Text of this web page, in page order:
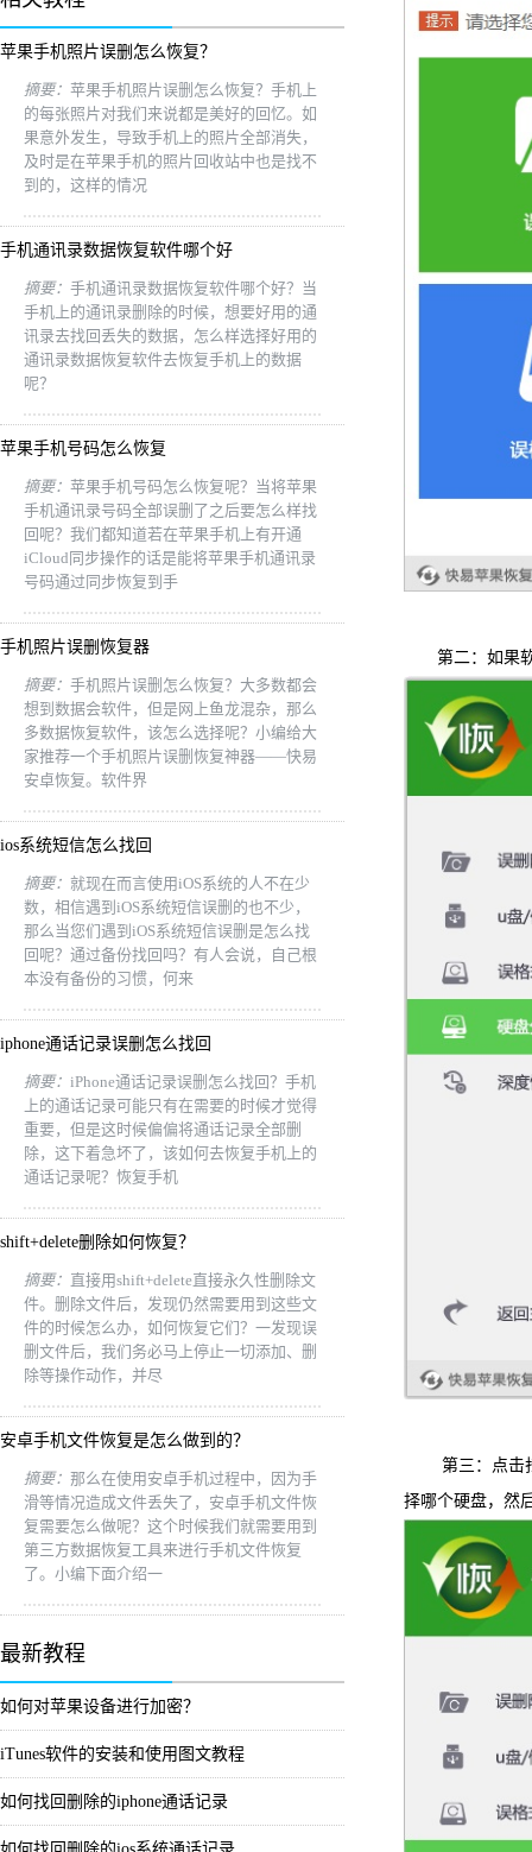
苹果手机照片误删怎么恢复？
摘要： 苹果手机照片误删怎么恢复？手机上
的每张照片对我们来说都是美好的回忆。如
果意外发生，导致手机上的照片全部消失，
及时是在苹果手机的照片回收站中也是找不
到的，这样的情况
手机通讯录数据恢复软件哪个好
摘要： 手机通讯录数据恢复软件哪个好？当
手机上的通讯录删除的时候，想要好用的通
讯录去找回丢失的数据，怎么样选择好用的
通讯录数据恢复软件去恢复手机上的数据
呢？
苹果手机号码怎么恢复
摘要： 苹果手机号码怎么恢复呢？当将苹果
手机通讯录号码全部误删了之后要怎么样找
回呢？我们都知道若在苹果手机上有开通
iCloud同步操作的话是能将苹果手机通讯录
号码通过同步恢复到手
手机照片误删恢复器
摘要： 手机照片误删怎么恢复？大多数都会
想到数据会软件，但是网上鱼龙混杂，那么
多数据恢复软件，该怎么选择呢？小编给大
家推荐一个手机照片误删恢复神器——快易
安卓恢复。软件界
ios系统短信怎么找回
摘要： 就现在而言使用iOS系统的人不在少
数，相信遇到iOS系统短信误删的也不少，
那么当您们遇到iOS系统短信误删是怎么找
回呢？通过备份找回吗？有人会说，自己根
本没有备份的习惯，何来
iphone通话记录误删怎么找回
摘要： iPhone通话记录误删怎么找回？手机
上的通话记录可能只有在需要的时候才觉得
重要，但是这时候偏偏将通话记录全部删
除，这下着急坏了，该如何去恢复手机上的
通话记录呢？恢复手机
shift+delete删除如何恢复？
摘要： 直接用shift+delete直接永久性删除文
件。删除文件后，发现仍然需要用到这些文
件的时候怎么办，如何恢复它们？一发现误
删文件后，我们务必马上停止一切添加、删
除等操作动作，并尽
安卓手机文件恢复是怎么做到的？
摘要： 那么在使用安卓手机过程中，因为手
滑等情况造成文件丢失了，安卓手机文件恢
复需要怎么做呢？这个时候我们就需要用到
第三方数据恢复工具来进行手机文件恢复
了。小编下面介绍一
最新教程
如何对苹果设备进行加密？
iTunes软件的安装和使用图文教程
如何找回删除的iphone通话记录
第二：如果软
第三：点击扫
择哪个硬盘，然